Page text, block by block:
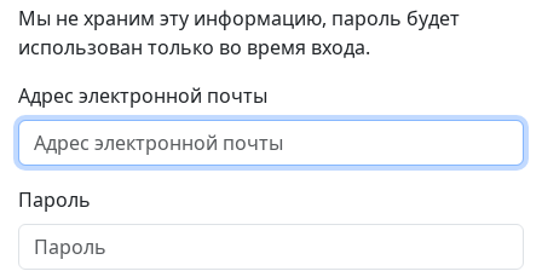
Мы не храним эту информацию, пароль будет
использован только во время входа.
Адрес электронной почты
Пароль